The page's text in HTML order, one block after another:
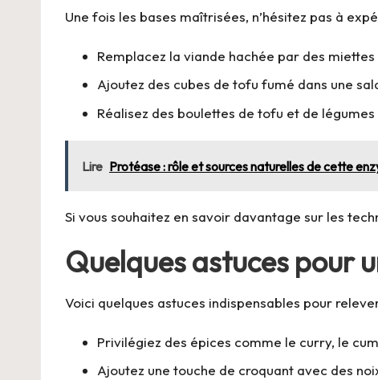
Une fois les bases maîtrisées, n’hésitez pas à
Remplacez la viande hachée par des
Ajoutez des cubes de tofu fumé dans une
Réalisez des boulettes de tofu et de
Lire Protéase : rôle et sources naturelles de cette
Si vous souhaitez en savoir davantage sur les
Quelques astuces pour
Voici quelques astuces indispensables pour
Privilégiez des épices comme le curry, le
Ajoutez une touche de croquant avec des